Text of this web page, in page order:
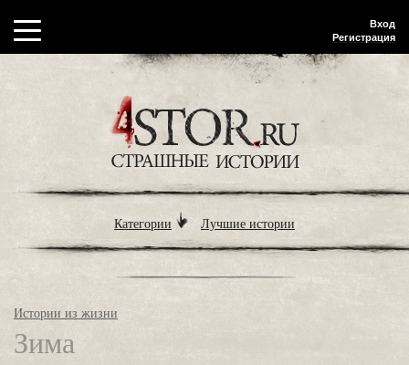
Вход
Регистрация
Категории Лучшие истории
Истории из жизни
Зима